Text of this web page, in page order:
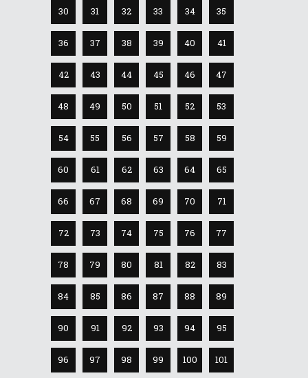
30 31 32 33 34 35
36 37 38 39 40 41
42 43 44 45 46 47
48 49 50 51 52 53
54 55 56 57 58 59
60 61 62 63 64 65
66 67 68 69 70 71
72 73 74 75 76 77
78 79 80 81 82 83
84 85 86 87 88 89
90 91 92 93 94 95
96 97 98 99 100 101